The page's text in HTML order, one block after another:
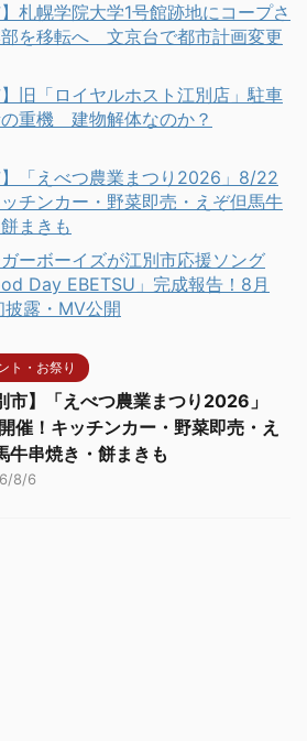
】札幌学院大学1号館跡地にコープさ
部を移転へ 文京台で都市計画変更
】旧「ロイヤルホスト江別店」駐車
重機 建物解体なのか？
】「えべつ農業まつり2026」8/22
チンカー・野菜即売・えぞ但馬牛
まきも
ーボーイズが江別市応援ソング
Day EBETSU」完成報告！8月
露・MV公開
ト・お祭り
市】「えべつ農業まつり2026」
催！キッチンカー・野菜即売・え
牛串焼き・餅まきも
8/6